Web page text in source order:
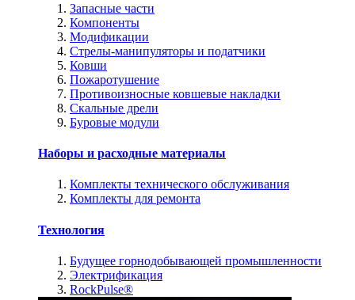
Запасные части
Компоненты
Модификации
Стрелы-манипуляторы и податчики
Ковши
Пожаротушение
Противоизносные ковшевые накладки
Скальные дрели
Буровые модули
Наборы и расходные материалы
Комплекты технического обслуживания
Комплекты для ремонта
Технология
Будущее горнодобывающей промышленности
Электрификация
RockPulse®